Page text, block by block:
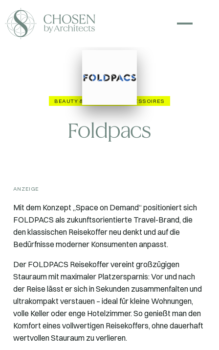
BEAUTY & FASHION ACCESSOIRES
Foldpacs
ANZEIGE
Mit dem Konzept „Space on Demand“ positioniert sich
FOLDPACS als zukunftsorientierte Travel-Brand, die
den klassischen Reisekoffer neu denkt und auf die
Bedürfnisse moderner Konsumenten anpasst.
Der FOLDPACS Reisekoffer vereint großzügigen
Stauraum mit maximaler Platzersparnis: Vor und nach
der Reise lässt er sich in Sekunden zusammenfalten und
ultrakompakt verstauen – ideal für kleine Wohnungen,
volle Keller oder enge Hotelzimmer. So genießt man den
Komfort eines vollwertigen Reisekoffers, ohne dauerhaft
wertvollen Stauraum zu verlieren.